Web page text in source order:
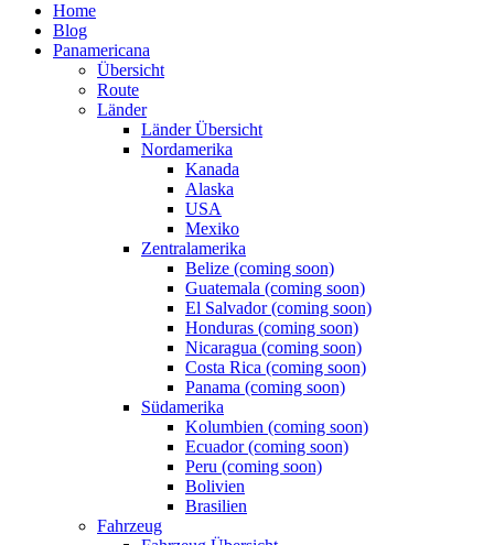
Home
Blog
Panamericana
Übersicht
Route
Länder
Länder Übersicht
Nordamerika
Kanada
Alaska
USA
Mexiko
Zentralamerika
Belize (coming soon)
Guatemala (coming soon)
El Salvador (coming soon)
Honduras (coming soon)
Nicaragua (coming soon)
Costa Rica (coming soon)
Panama (coming soon)
Südamerika
Kolumbien (coming soon)
Ecuador (coming soon)
Peru (coming soon)
Bolivien
Brasilien
Fahrzeug